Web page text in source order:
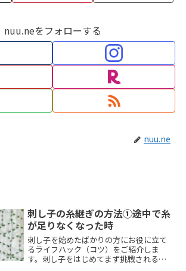
nuu.neをフォローする
nuu.ne
刺し子の糸継ぎの方法①途中で糸
が足りなくなった時
刺し子を始めたばかりの方にお役に立て
るライフハック（コツ）をご紹介しま
す。刺し子をはじめてまず挑戦されるの